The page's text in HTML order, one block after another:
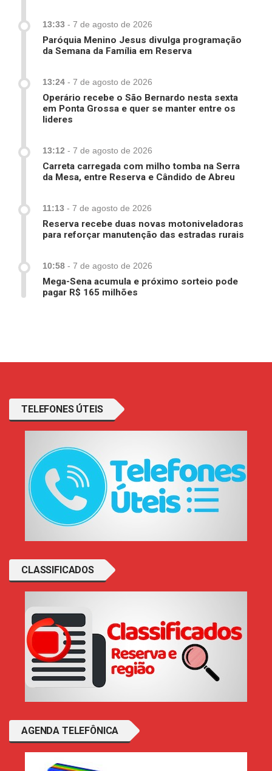
13:33 - 7 de agosto de 2026
Paróquia Menino Jesus divulga programação
da Semana da Família em Reserva
13:24 - 7 de agosto de 2026
Operário recebe o São Bernardo nesta sexta
em Ponta Grossa e quer se manter entre os
lideres
13:12 - 7 de agosto de 2026
Carreta carregada com milho tomba na Serra
da Mesa, entre Reserva e Cândido de Abreu
11:13 - 7 de agosto de 2026
Reserva recebe duas novas motoniveladoras
para reforçar manutenção das estradas rurais
10:58 - 7 de agosto de 2026
Mega-Sena acumula e próximo sorteio pode
pagar R$ 165 milhões
TELEFONES ÚTEIS
CLASSIFICADOS
AGENDA TELEFÔNICA